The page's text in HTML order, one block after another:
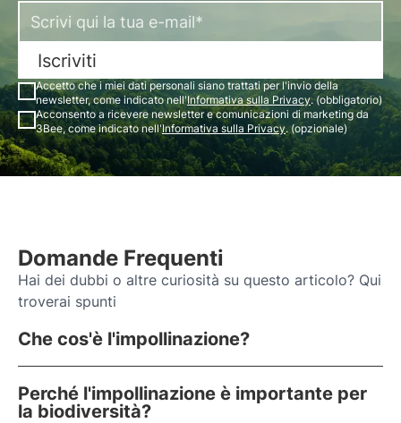
Iscriviti
Accetto che i miei dati personali siano trattati per l'invio della
newsletter, come indicato nell'Informativa sulla Privacy. (obbligatorio)
Acconsento a ricevere newsletter e comunicazioni di marketing da
3Bee, come indicato nell'Informativa sulla Privacy. (opzionale)
Domande Frequenti
Hai dei dubbi o altre curiosità su questo articolo? Qui
troverai spunti
Che cos'è l'impollinazione?
Perché l'impollinazione è importante per
la biodiversità?